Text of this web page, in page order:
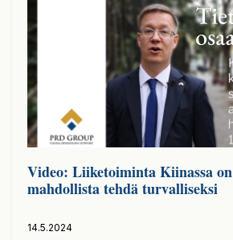
Video: Liiketoiminta Kiinassa on
mahdollista tehdä turvalliseksi
14.5.2024